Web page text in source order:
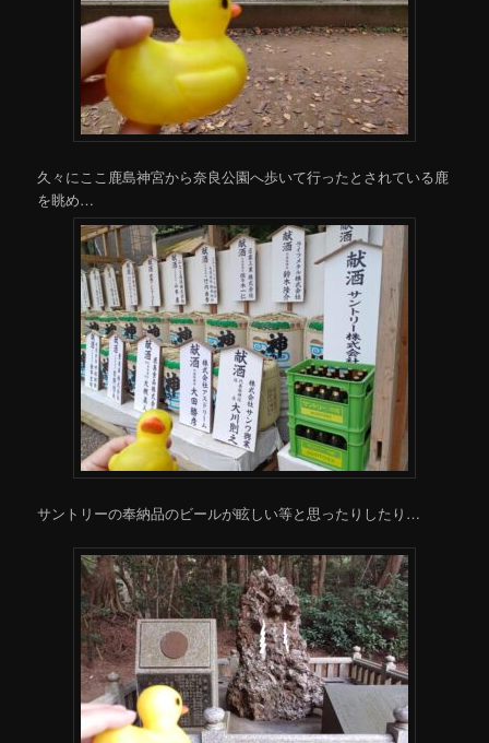
久々にここ鹿島神宮から奈良公園へ歩いて行ったとされている鹿
を眺め…
サントリーの奉納品のビールが眩しい等と思ったりしたり…